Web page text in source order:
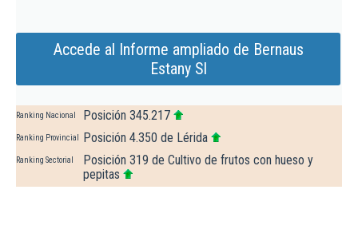
Accede al Informe ampliado de Bernaus
Estany Sl
Ranking Nacional Posición 345.217
Ranking Provincial Posición 4.350 de Lérida
Ranking Sectorial
Posición 319 de Cultivo de frutos con hueso y
pepitas